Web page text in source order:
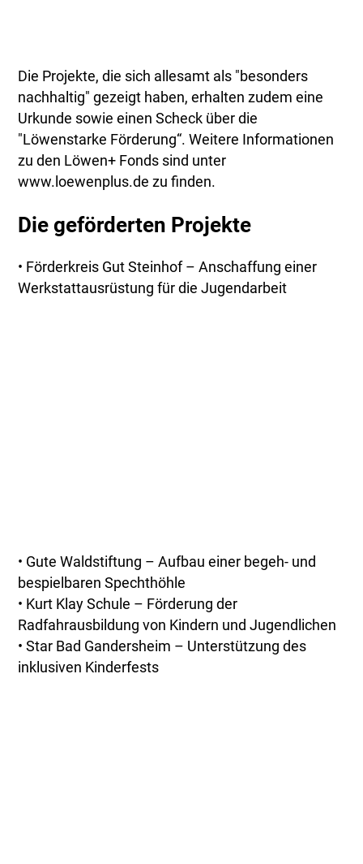
Die Projekte, die sich allesamt als "besonders
nachhaltig" gezeigt haben, erhalten zudem eine
Urkunde sowie einen Scheck über die
"Löwenstarke Förderung“. Weitere Informationen
zu den Löwen+ Fonds sind unter
www.loewenplus.de zu finden.
Die geförderten Projekte
• Förderkreis Gut Steinhof – Anschaffung einer
Werkstattausrüstung für die Jugendarbeit
• Gute Waldstiftung – Aufbau einer begeh- und
bespielbaren Spechthöhle
• Kurt Klay Schule – Förderung der
Radfahrausbildung von Kindern und Jugendlichen
• Star Bad Gandersheim – Unterstützung des
inklusiven Kinderfests